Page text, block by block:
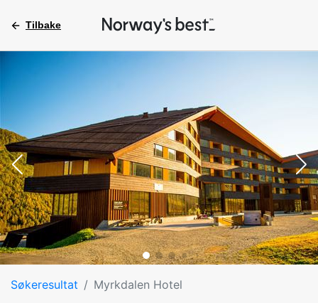
Tilbake
Søkeresultat Myrkdalen Hotel